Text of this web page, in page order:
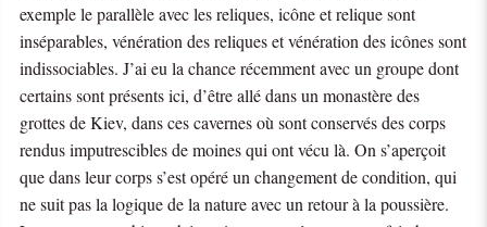
exemple le parallèle avec les reliques, icône et relique sont
inséparables, vénération des reliques et vénération des icônes sont
indissociables. J’ai eu la chance récemment avec un groupe dont
certains sont présents ici, d’être allé dans un monastère des
grottes de Kiev, dans ces cavernes où sont conservés des corps
rendus imputrescibles de moines qui ont vécu là. On s’aperçoit
que dans leur corps s’est opéré un changement de condition, qui
ne suit pas la logique de la nature avec un retour à la poussière.